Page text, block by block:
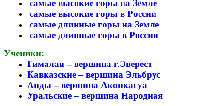
самые высокие горы на Земле
самые высокие горы в России
самые длинные горы на Земле
самые длинные горы в России
Ученики:
Гималаи – вершина г.Эверест
Кавказские – вершина Эльбрус
Анды – вершина Аконкагуа
Уральские – вершина Народная